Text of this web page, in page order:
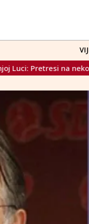
lokacija